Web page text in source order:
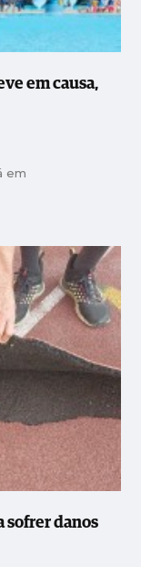
em causa,
em
sofrer danos